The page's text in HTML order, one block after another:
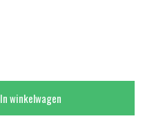
In winkelwagen